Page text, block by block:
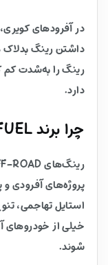
در آفرودهای
داشتن رینگ
رینگ را به‌شدت کم
دارد.
چرا برند FUEL؟
پروژه‌های آفرودی
استایل تهاجمی،
خیلی از خودروهای
شوند.